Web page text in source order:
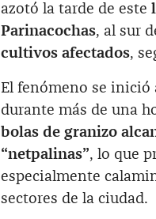
azotó la tarde de este
Parinacochas, al sur
cultivos afectados,
El fenómeno se inició
durante más de una
bolas de granizo
“netpalinas”, lo que
especialmente
sectores de la ciudad.